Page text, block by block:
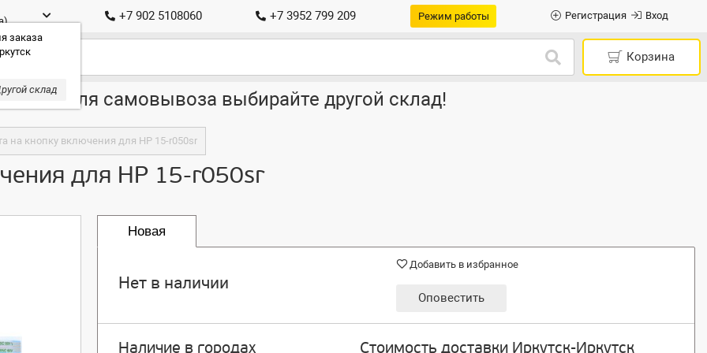
заказа
склад
+7 902 5108060 +7 3952 799 209 Режим работы Регистрация Вход
Корзина
для самовывоза выбирайте другой склад!
на кнопку включения для HP 15-r050sr
для HP 15-r050sr
Новая
Нет в наличии
Добавить в избранное
Оповестить
Наличие в городах Стоимость доставки Иркутск-Иркутск